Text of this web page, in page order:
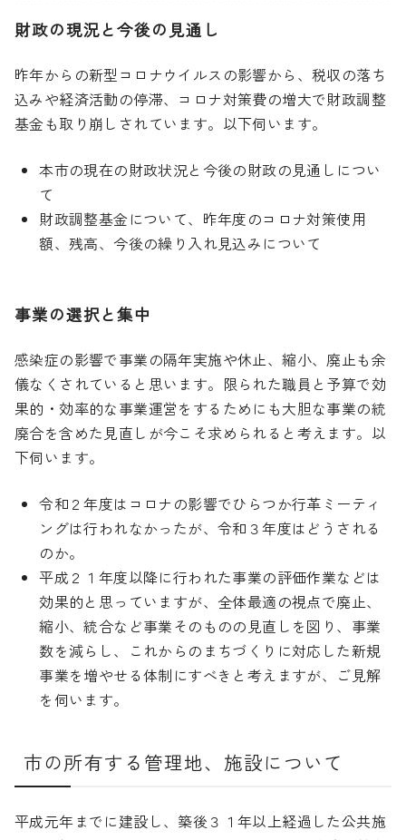
財政の現況と今後の見通し
昨年からの新型コロナウイルスの影響から、税収の落ち
込みや経済活動の停滞、コロナ対策費の増大で財政調整
基金も取り崩しされています。以下伺います。
本市の現在の財政状況と今後の財政の見通しについ
て
財政調整基金について、昨年度のコロナ対策使用
額、残高、今後の繰り入れ見込みについて
事業の選択と集中
感染症の影響で事業の隔年実施や休止、縮小、廃止も余
儀なくされていると思います。限られた職員と予算で効
果的・効率的な事業運営をするためにも大胆な事業の統
廃合を含めた見直しが今こそ求められると考えます。以
下伺います。
令和２年度はコロナの影響でひらつか行革ミーティ
ングは行われなかったが、令和３年度はどうされる
のか。
平成２１年度以降に行われた事業の評価作業などは
効果的と思っていますが、全体最適の視点で廃止、
縮小、統合など事業そのものの見直しを図り、事業
数を減らし、これからのまちづくりに対応した新規
事業を増やせる体制にすべきと考えますが、ご見解
を伺います。
市の所有する管理地、施設について
平成元年までに建設し、築後３１年以上経過した公共施